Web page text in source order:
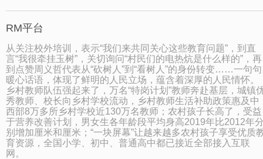
RM平台
从关注校外培训，表示“我们来共同关心这些教育问题”，到直
言“我很牵挂玉树”，关切询问“村民们的电热炕是什么样的”，再
到点赞周义哲代表从“砍树人”到“看树人”的身份转变……一句句
暖心话语，体现了鲜明的人民立场，蕴含着深厚的人民情怀。
乡村教师队伍强起来了，万名“特岗计划”教师奔赴基层，城镇
秀教师、校长向乡村学校流动，乡村教师生活补助政策惠及中
西部8万多所乡村学校近130万名教师；农村孩子长高了，受益
于营养改善计划，男女生各年龄段平均身高2019年比2012年
别增加厘米和厘米；“一块屏幕”让越来越多农村孩子享受优质
育资源，全国小学、初中、普通高中都已接近全部接入互联
网。